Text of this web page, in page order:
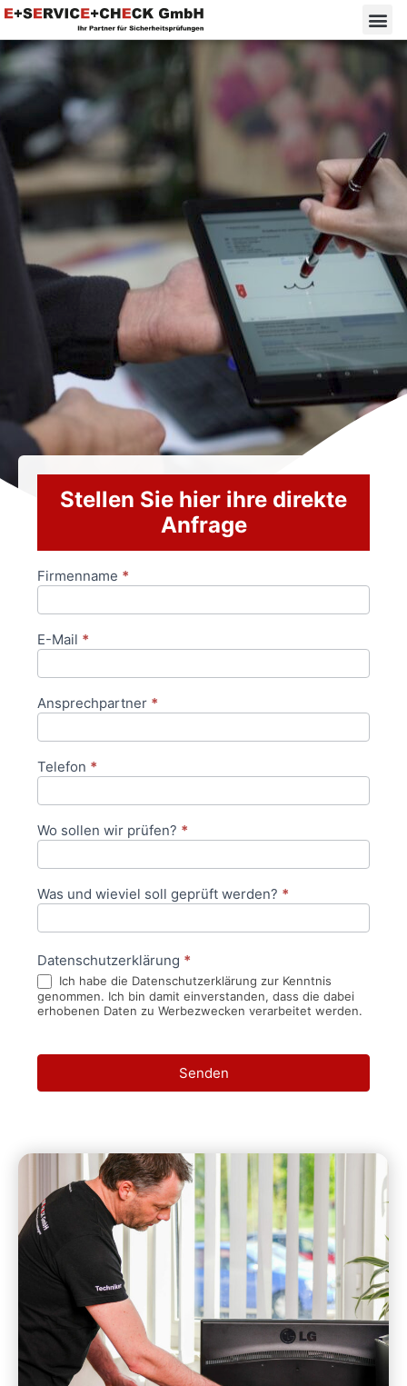
Stellen Sie hier ihre direkte
Anfrage
Anfrageformular
Firmenname *
E-Mail *
Ansprechpartner *
Telefon *
Wo sollen wir prüfen? *
Was und wieviel soll geprüft werden? *
Datenschutzerklärung *
Ich habe die Datenschutzerklärung zur Kenntnis
genommen. Ich bin damit einverstanden, dass die dabei
erhobenen Daten zu Werbezwecken verarbeitet werden.
Senden